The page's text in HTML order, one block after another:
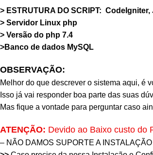
> ESTRUTURA DO SCRIPT: CodeIgniter,
> Servidor Linux php
> Versão do php 7.4
>Banco de dados MySQL
OBSERVAÇÃO:
Melhor do que descrever o sistema aqui, é
Isso já vai responder boa parte das suas
Mas fique a vontade para perguntar caso
ATENÇÃO: Devido ao Baixo custo do
– NÃO DAMOS SUPORTE A